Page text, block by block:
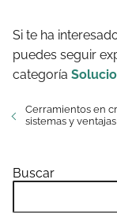
Si te ha
puedes seguir
categoría
Cerramientos en
sistemas y ventajas
Buscar